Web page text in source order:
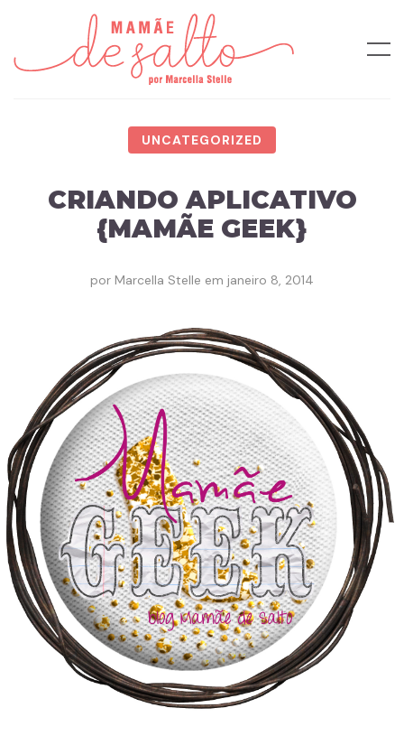
UNCATEGORIZED
CRIANDO APLICATIVO
{MAMÃE GEEK}
por Marcella Stelle em janeiro 8, 2014